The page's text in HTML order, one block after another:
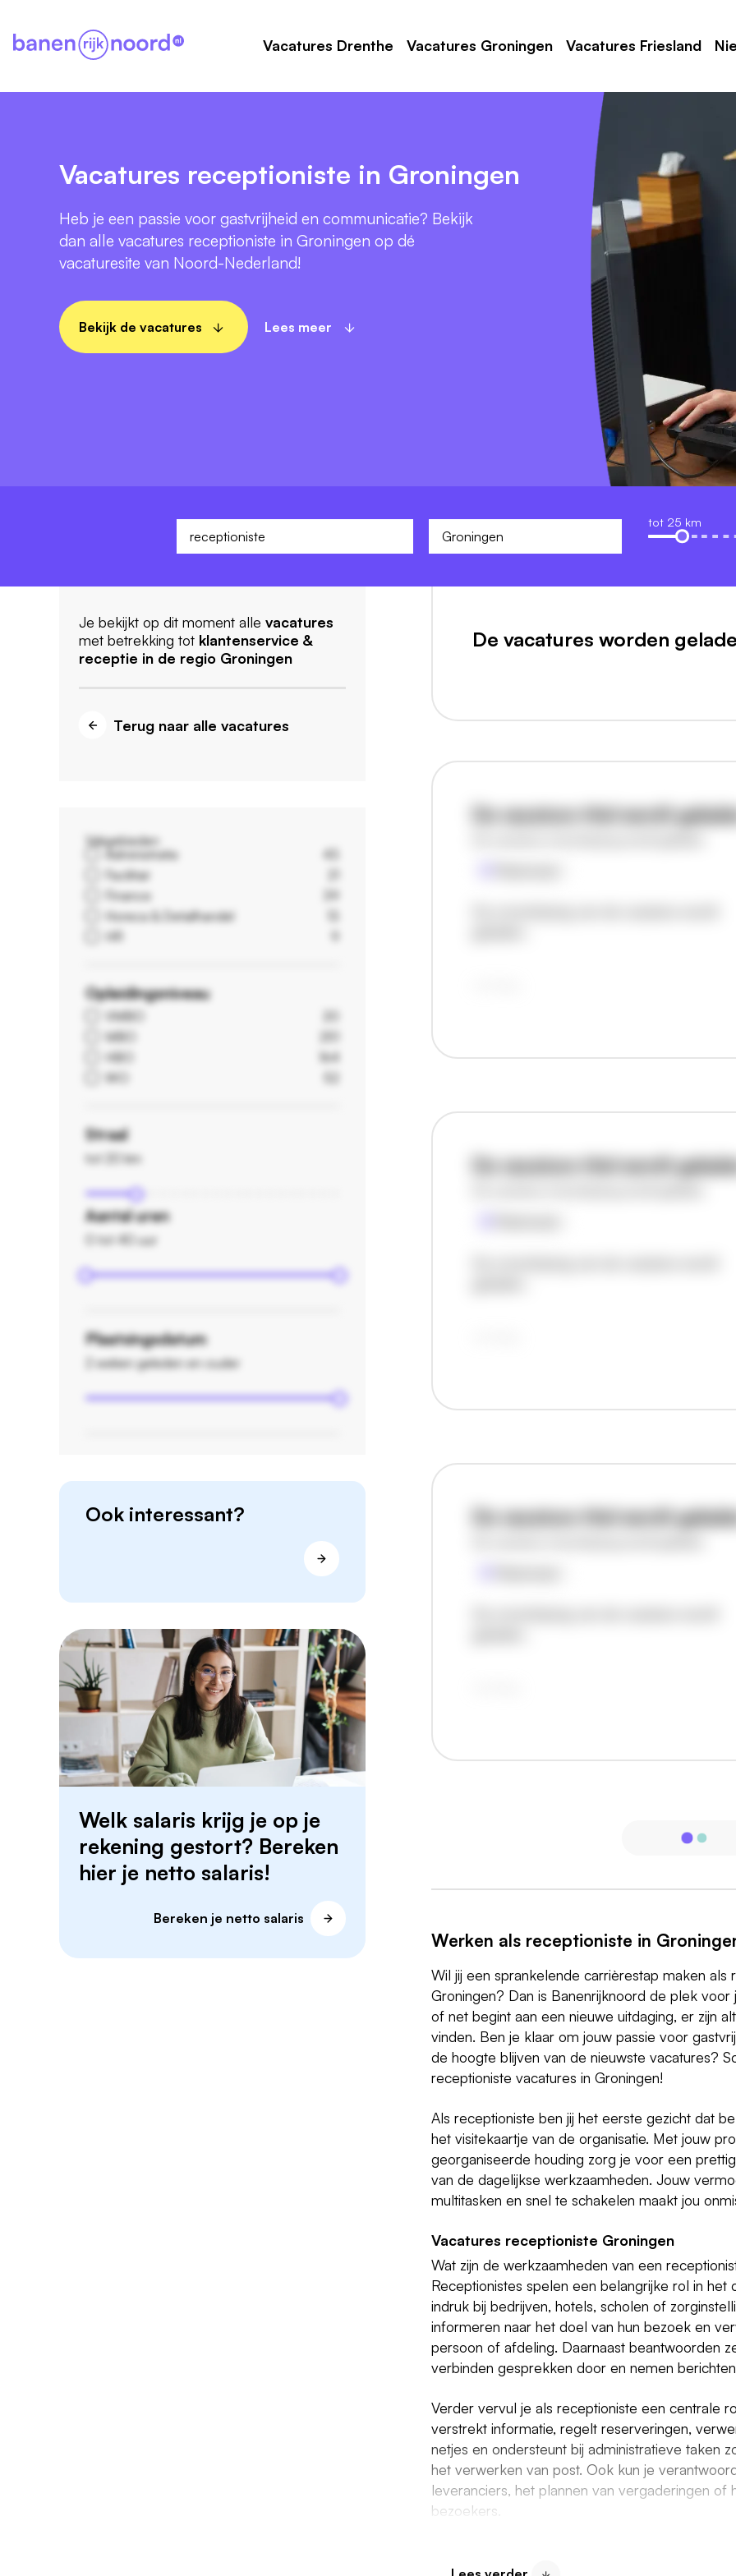
Vacatures Drenthe Vacatures Groningen Vacatures Friesland
Vacatures receptioniste in Groningen
Heb je een passie voor gastvrijheid en communicatie? Bekijk
dan alle vacatures receptioniste in Groningen op dé
vacaturesite van Noord-Nederland!
Bekijk de vacatures Lees meer
tot 25 km
Je bekijkt op dit moment alle vacatures
met betrekking tot klantenservice &
receptie in de regio Groningen
Terug naar alle vacatures
Vakgebieden
Administratie
43
Facilitair
Finance
39
Horeca & Detailhandel
HR
Opleidingsniveau
VMBO
MBO
HBO
164
WO
Straal
tot 20 km
Aantal uren
0 tot 40 uur
Plaatsingsdatum
2 weken geleden en ouder
Ook interessant?
Welk salaris krijg je op je
rekening gestort? Bereken
hier je netto salaris!
Bereken je netto salaris
De vacatures worden
De vacature titel wordt
De vacature titel wordt
De vacature titel wordt
Werken als receptioniste in
Wil jij een sprankelende carrièrestap maken als
Groningen? Dan is Banenrijknoord de plek
of net begint aan een nieuwe uitdaging, er zijn
vinden. Ben je klaar om jouw passie voor
de hoogte blijven van de nieuwste vacatures?
receptioniste vacatures in Groningen!
Als receptioniste ben jij het eerste gezicht dat
het visitekaartje van de organisatie. Met jouw
georganiseerde houding zorg je voor een
van de dagelijkse werkzaamheden. Jouw
multitasken en snel te schakelen maakt jou
Vacatures receptioniste Groningen
Wat zijn de werkzaamheden van een
Receptionistes spelen een belangrijke rol in
indruk bij bedrijven, hotels, scholen of
informeren naar het doel van hun bezoek en
persoon of afdeling. Daarnaast beantwoorden
verbinden gesprekken door en nemen
Verder vervul je als receptioniste een centrale
verstrekt informatie, regelt reserveringen,
netjes en ondersteunt bij administratieve taken
het verwerken van post. Ook kun je
leveranciers, het plannen van vergaderingen
bezoekers.